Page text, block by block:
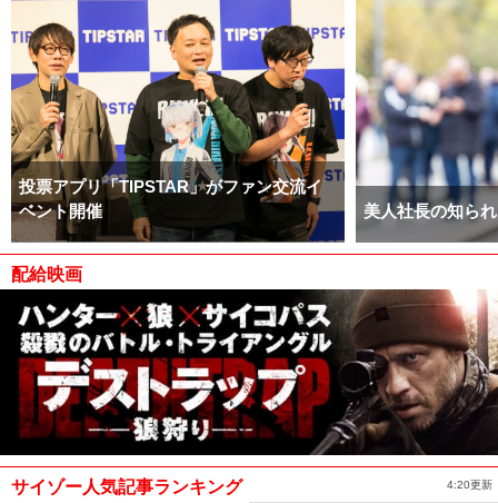
投票アプリ「TIPSTAR」がファン交流イ
ベント開催
美人社長の知ら
配給映画
サイゾー人気記事ランキング 4:20更新